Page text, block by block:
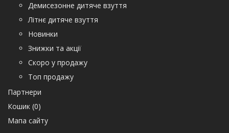
Демисезонне дитяче взуття
Літнє дитяче взуття
Новинки
Знижки та акції
Скоро у продажу
Топ продажу
Партнери
Кошик (0)
Мапа сайту